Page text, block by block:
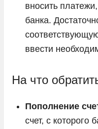
вносить
банка.
ввести
На что
Пополнение
счет, с которого